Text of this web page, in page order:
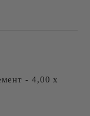
- 4,00 х